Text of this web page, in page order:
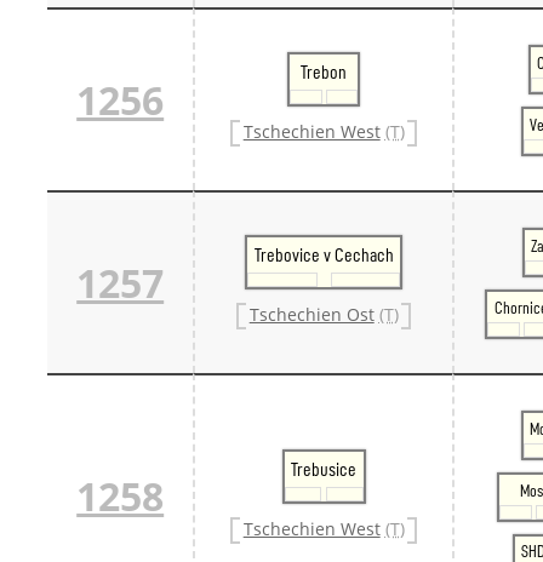
1256
Trebon
Tschechien West (T)
1257
Trebovice v Cechach
Tschechien Ost (T)
1258
Trebusice
Tschechien West (T)